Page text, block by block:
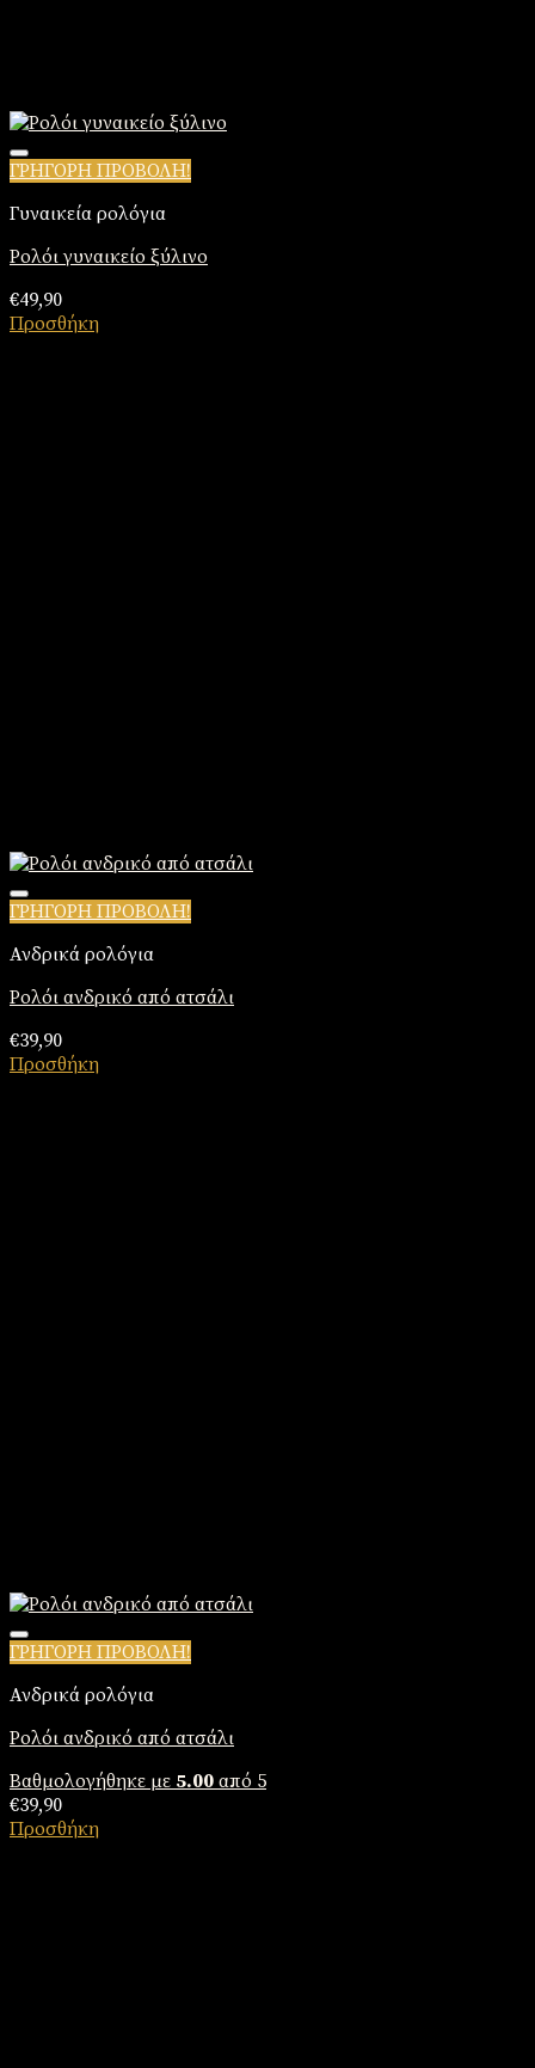
ΓΡΗΓΟΡΗ ΠΡΟΒΟΛΗ!
Γυναικεία ρολόγια
Ρολόι γυναικείο ξύλινο
€49,90
Προσθήκη
ΓΡΗΓΟΡΗ ΠΡΟΒΟΛΗ!
Ανδρικά ρολόγια
Ρολόι ανδρικό από ατσάλι
€39,90
Προσθήκη
ΓΡΗΓΟΡΗ ΠΡΟΒΟΛΗ!
Ανδρικά ρολόγια
Ρολόι ανδρικό από ατσάλι
Βαθμολογήθηκε με 5.00 από 5
€39,90
Προσθήκη